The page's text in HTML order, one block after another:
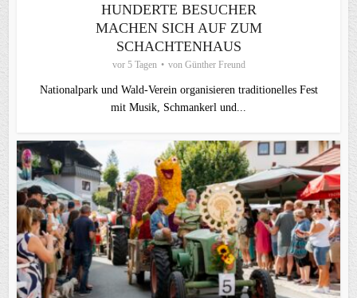
HUNDERTE BESUCHER
MACHEN SICH AUF ZUM
SCHACHTENHAUS
vor 5 Tagen von Günther Freund
Nationalpark und Wald-Verein organisieren traditionelles Fest
mit Musik, Schmankerl und...